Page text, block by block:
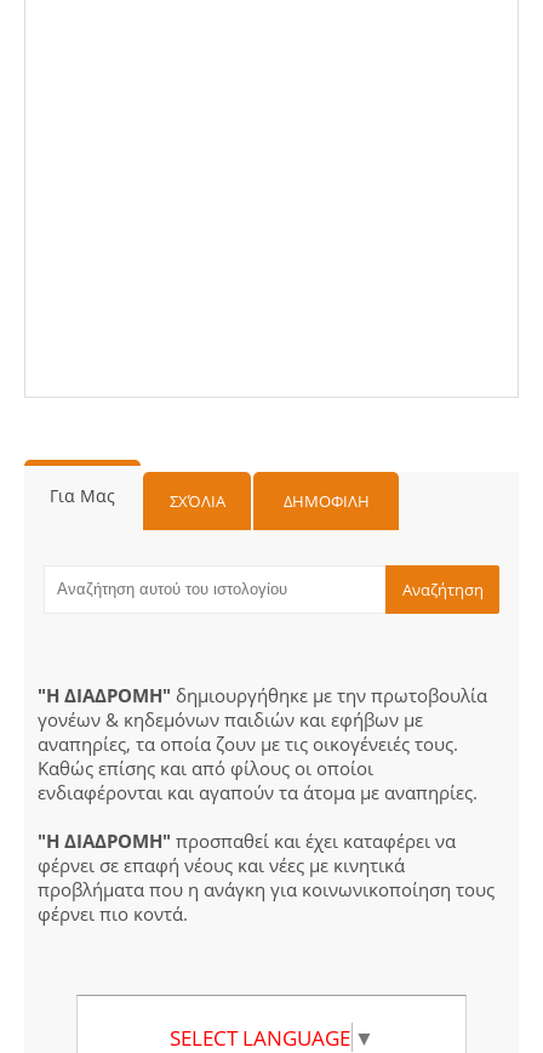
Για Μας ΣΧΌΛΙΑ ΔΗΜΟΦΙΛΗ
"Η ΔΙΑΔΡΟΜΗ" δημιουργήθηκε με την πρωτοβουλία
γονέων & κηδεμόνων παιδιών και εφήβων με
αναπηρίες, τα οποία ζουν με τις οικογένειές τους.
Καθώς επίσης και από φίλους οι οποίοι
ενδιαφέρονται και αγαπούν τα άτομα με αναπηρίες.
"Η ΔΙΑΔΡΟΜΗ" προσπαθεί και έχει καταφέρει να
φέρνει σε επαφή νέους και νέες με κινητικά
προβλήματα που η ανάγκη για κοινωνικοποίηση τους
φέρνει πιο κοντά.
SELECT LANGUAGE ▼